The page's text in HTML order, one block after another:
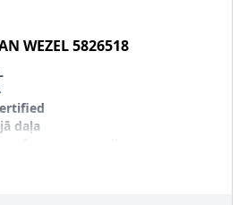
WEZEL5826518
daļa
formas garantiju